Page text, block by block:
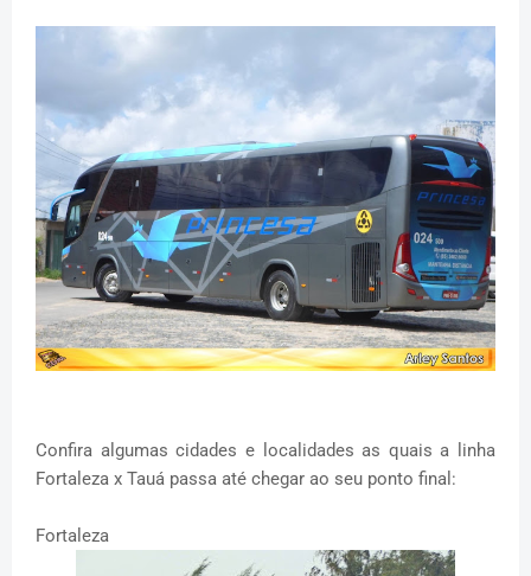
Confira algumas cidades e localidades as quais a linha
Fortaleza x Tauá passa até chegar ao seu ponto final:
Fortaleza